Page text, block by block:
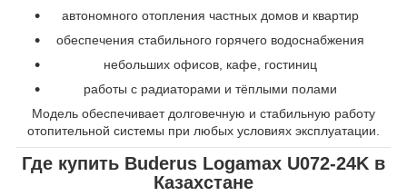
автономного отопления частных домов и квартир
обеспечения стабильного горячего водоснабжения
небольших офисов, кафе, гостиниц
работы с радиаторами и тёплыми полами
Модель обеспечивает долговечную и стабильную работу
отопительной системы при любых условиях эксплуатации.
Где купить Buderus Logamax U072-24K в
Казахстане